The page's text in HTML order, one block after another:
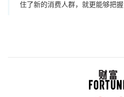
住了新的消费人群，就更能够把握